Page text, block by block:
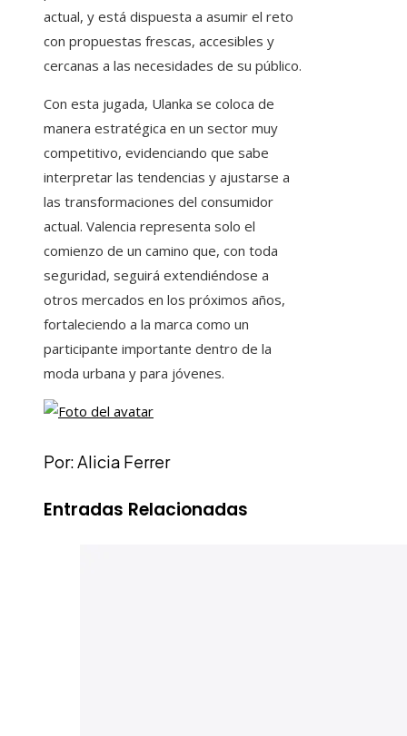
actual, y está dispuesta a asumir el reto
con propuestas frescas, accesibles y
cercanas a las necesidades de su público.
Con esta jugada, Ulanka se coloca de
manera estratégica en un sector muy
competitivo, evidenciando que sabe
interpretar las tendencias y ajustarse a
las transformaciones del consumidor
actual. Valencia representa solo el
comienzo de un camino que, con toda
seguridad, seguirá extendiéndose a
otros mercados en los próximos años,
fortaleciendo a la marca como un
participante importante dentro de la
moda urbana y para jóvenes.
Por: Alicia Ferrer
Entradas Relacionadas